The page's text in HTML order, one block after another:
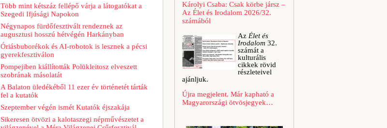
Több mint kétszáz fellépő várja a látogatókat a
Szegedi Ifjúsági Napokon
Négynapos fürdőfesztivált rendeznek az
augusztusi hosszú hétvégén Harkányban
Óriásbuborékok és AI-robotok is lesznek a pécsi
gyerekfesztiválon
Pompejiben kiállították Polükleitosz elveszett
szobrának másolatát
A Balaton üledékéből 11 ezer év történetét tárták
fel a kutatók
Szeptember végén ismét Kutatók éjszakája
Sikeresen ötvözi a kalotaszegi népművészetet a
Károlyi Csaba: Csak körbe jársz –
Az Élet és Irodalom 2026/32.
számából
Az Élet és
Irodalom 32.
számát a
kulturális
cikkek rövid
részleteivel
ajánljuk.
Újra megjelent. Már kapható a
Magyarországi ötvösjegyek…